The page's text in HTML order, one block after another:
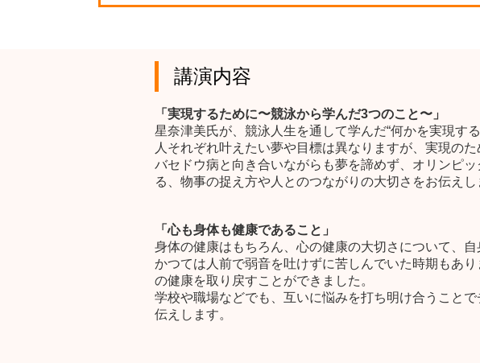
講演内容
「実現するために〜競泳から学んだ3つのこと〜」
星奈津美氏が、競泳人生を通して学んだ“何かを実現す
人それぞれ叶えたい夢や目標は異なりますが、実現の
バセドウ病と向き合いながらも夢を諦めず、オリンピ
る、物事の捉え方や人とのつながりの大切さをお伝えし
「心も身体も健康であること」
身体の健康はもちろん、心の健康の大切さについて、
かつては人前で弱音を吐けずに苦しんでいた時期もあ
の健康を取り戻すことができました。
学校や職場などでも、互いに悩みを打ち明け合うこと
伝えします。